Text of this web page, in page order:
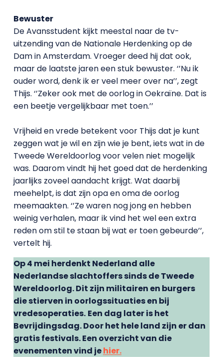
Bewuster
De Avansstudent kijkt meestal naar de tv-
uitzending van de Nationale Herdenking op de
Dam in Amsterdam. Vroeger deed hij dat ook,
maar de laatste jaren een stuk bewuster. ‘’Nu ik
ouder word, denk ik er veel meer over na’’, zegt
Thijs. ‘’Zeker ook met de oorlog in Oekraïne. Dat is
een beetje vergelijkbaar met toen.’’
Vrijheid en vrede betekent voor Thijs dat je kunt
zeggen wat je wil en zijn wie je bent, iets wat in de
Tweede Wereldoorlog voor velen niet mogelijk
was. Daarom vindt hij het goed dat de herdenking
jaarlijks zoveel aandacht krijgt. Wat daarbij
meehelpt, is dat zijn opa en oma de oorlog
meemaakten. ‘’Ze waren nog jong en hebben
weinig verhalen, maar ik vind het wel een extra
reden om stil te staan bij wat er toen gebeurde’’,
vertelt hij.
Op 4 mei herdenkt Nederland alle
Nederlandse slachtoffers sinds de Tweede
Wereldoorlog. Dit zijn militairen en burgers
die stierven in oorlogssituaties en bij
vredesoperaties. Een dag later is het
Bevrijdingsdag. Door het hele land zijn er dan
gratis festivals. Een overzicht van die
evenementen vind jehier.